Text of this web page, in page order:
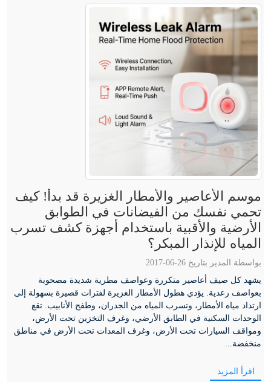
موسم الأعاصير والأمطار الغزيرة قد بدأ! كيف
تحمي نفسك من الفيضانات في الطوابق
الأرضية والأقبية باستخدام أجهزة كشف تسرب
المياه للإنذار المبكر؟
بواسطة المدير بتاريخ 26-06-2017
يشهد كل صيف أعاصير متكررة وعواصف مطرية شديدة مصحوبة
بعواصف رعدية. يؤدي هطول الأمطار الغزيرة لفترات قصيرة بسهولة إلى
ارتداد مياه الأمطار، وتسرب المياه من الجدران، وطفح الأنابيب. تقع
الوحدات السكنية في الطابق الأرضي، وغرف التخزين تحت الأرض،
ومواقف السيارات تحت الأرض، وغرف المعدات تحت الأرض في مناطق
منخفضة...
اقرأ المزيد